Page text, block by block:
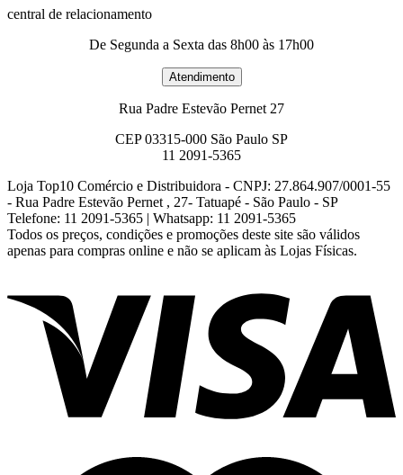
central de relacionamento
De Segunda a Sexta das 8h00 às 17h00
Rua Padre Estevão Pernet 27
CEP 03315-000 São Paulo SP
11 2091-5365
Loja Top10 Comércio e Distribuidora - CNPJ: 27.864.907/0001-55
- Rua Padre Estevão Pernet , 27- Tatuapé - São Paulo - SP
Telefone: 11 2091-5365 | Whatsapp: 11 2091-5365
Todos os preços, condições e promoções deste site são válidos
apenas para compras online e não se aplicam às Lojas Físicas.